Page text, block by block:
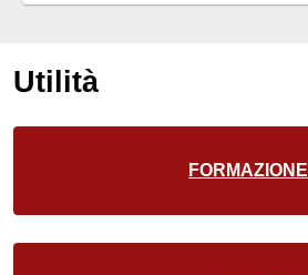
Utilità
FORMAZIONE